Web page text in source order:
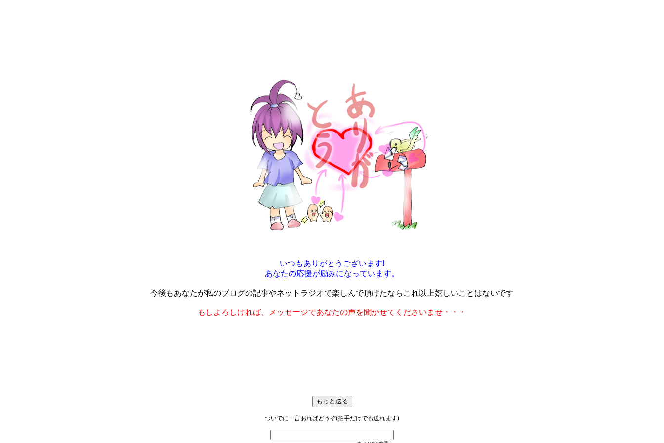
いつもありがとうございます!
あなたの応援が励みになっています。
今後もあなたが私のブログの記事やネットラジオで楽しんで頂けたならこれ以上嬉しいことはないです
もしよろしければ、メッセージであなたの声を聞かせてくださいませ・・・
ついでに一言あればどうぞ(拍手だけでも送れます)